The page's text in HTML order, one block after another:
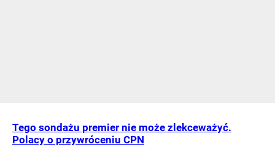
Tego sondażu premier nie może zlekceważyć.
Polacy o przywróceniu CPN